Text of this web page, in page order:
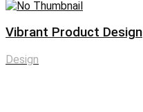
Vibrant Product Design
Design